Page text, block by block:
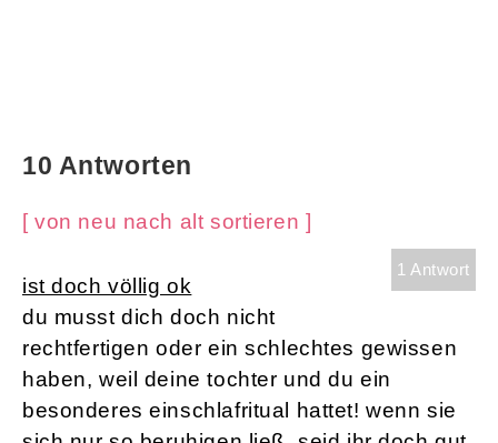
10 Antworten
[ von neu nach alt sortieren ]
1 Antwort
ist doch völlig ok
du musst dich doch nicht
rechtfertigen oder ein schlechtes gewissen
haben, weil deine tochter und du ein
besonderes einschlafritual hattet! wenn sie